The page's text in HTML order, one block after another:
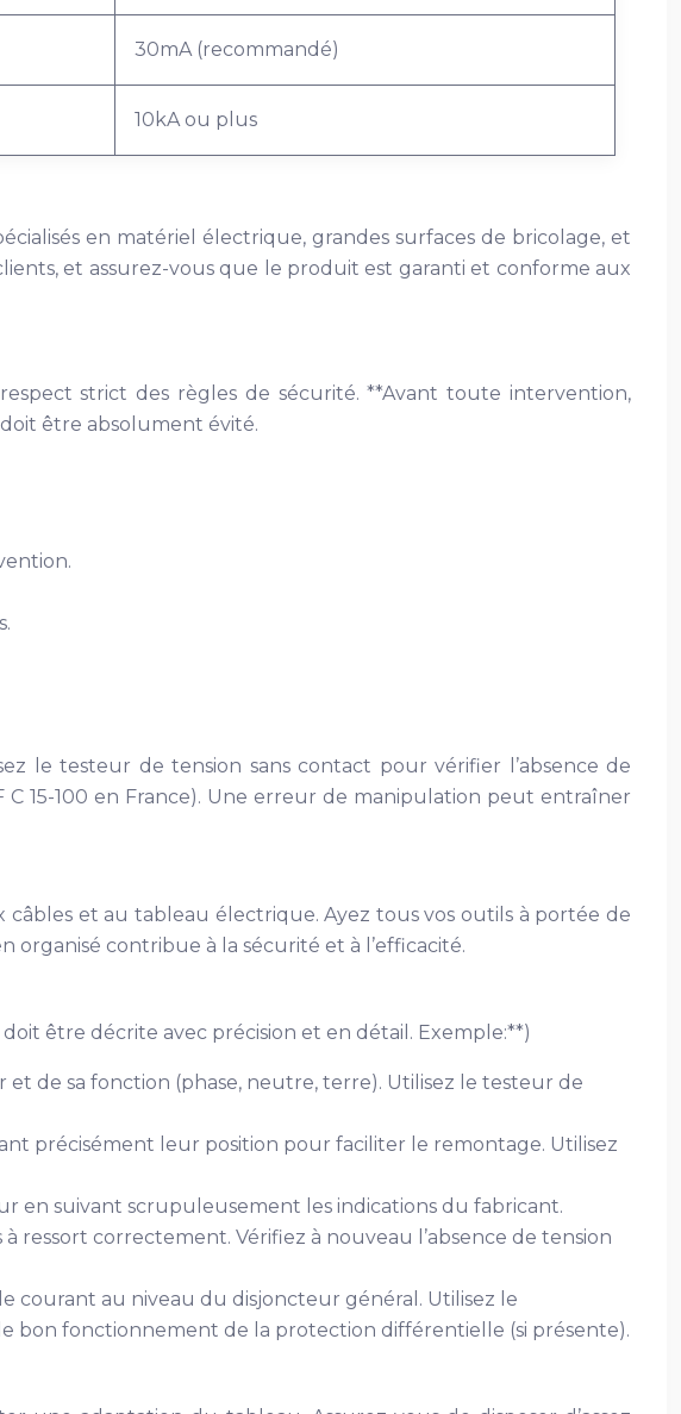
30mA (recommandé)
10kA ou plus
en matériel électrique, grandes surfaces de bricolage, et
et assurez-vous que le produit est garanti et conforme aux
strict des règles de sécurité. **Avant toute intervention,
être absolument évité.
le testeur de tension sans contact pour vérifier l’absence de
15-100 en France). Une erreur de manipulation peut entraîner
et au tableau électrique. Ayez tous vos outils à portée de
contribue à la sécurité et à l’efficacité.
être décrite avec précision et en détail. Exemple:**)
de sa fonction (phase, neutre, terre). Utilisez le testeur de
précisément leur position pour faciliter le remontage. Utilisez
en suivant scrupuleusement les indications du fabricant.
ressort correctement. Vérifiez à nouveau l’absence de tension
courant au niveau du disjoncteur général. Utilisez le
bon fonctionnement de la protection différentielle (si présente).